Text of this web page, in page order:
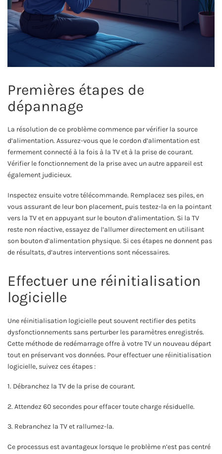
Premières étapes de
dépannage
La résolution de ce problème commence par vérifier la source
d’alimentation. Assurez-vous que le cordon d’alimentation est
fermement connecté à la fois à la TV et à la prise de courant.
Vérifier le fonctionnement de la prise avec un autre appareil est
également judicieux.
Inspectez ensuite votre télécommande. Remplacez ses piles, en
vous assurant de leur bon placement, puis testez-la en la pointant
vers la TV et en appuyant sur le bouton d’alimentation. Si la TV
reste non réactive, essayez de l’allumer directement en utilisant
son bouton d’alimentation physique. Si ces étapes ne donnent pas
de résultats, d’autres interventions sont nécessaires.
Effectuer une réinitialisation
logicielle
Une réinitialisation logicielle peut souvent rectifier des petits
dysfonctionnements sans perturber les paramètres enregistrés.
Cette méthode de redémarrage offre à votre TV un nouveau départ
tout en préservant vos données. Pour effectuer une réinitialisation
logicielle, suivez ces étapes :
1. Débranchez la TV de la prise de courant.
2. Attendez 60 secondes pour effacer toute charge résiduelle.
3. Rebranchez la TV et rallumez-la.
Ce processus est avantageux lorsque le problème n’est pas centré